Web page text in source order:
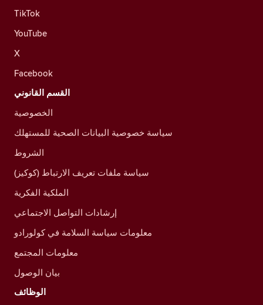
TikTok
YouTube
X
Facebook
القسم القانوني
الخصوصية
سياسة خصوصية البيانات الصحية للمستهلك
الشروط
سياسة ملفات تعريف الارتباط (كوكيز)
الملكية الفكرية
إرشادات التواصل الاجتماعي
معلومات سياسة السلامة في كولورادو
معلومات المجتمع
بيان الوصول
الوظائف